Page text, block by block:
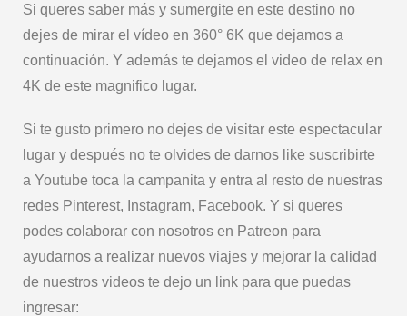
Si queres saber más y sumergite en este destino no
dejes de mirar el vídeo en 360° 6K que dejamos a
continuación. Y además te dejamos el video de relax en
4K de este magnifico lugar.
Si te gusto primero no dejes de visitar este espectacular
lugar y después no te olvides de darnos like suscribirte
a Youtube toca la campanita y entra al resto de nuestras
redes Pinterest, Instagram, Facebook. Y si queres
podes colaborar con nosotros en Patreon para
ayudarnos a realizar nuevos viajes y mejorar la calidad
de nuestros videos te dejo un link para que puedas
ingresar: